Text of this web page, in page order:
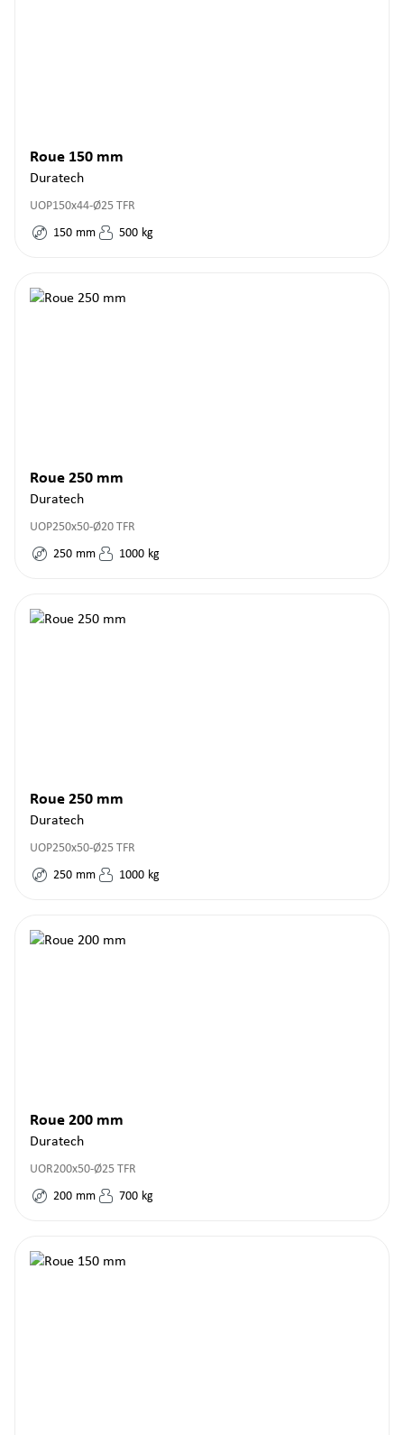
Roue 150 mm
Duratech
UOP150x44-Ø25 TFR
150 mm 500 kg
Roue 250 mm
Duratech
UOP250x50-Ø20 TFR
250 mm 1000 kg
Roue 250 mm
Duratech
UOP250x50-Ø25 TFR
250 mm 1000 kg
Roue 200 mm
Duratech
UOR200x50-Ø25 TFR
200 mm 700 kg